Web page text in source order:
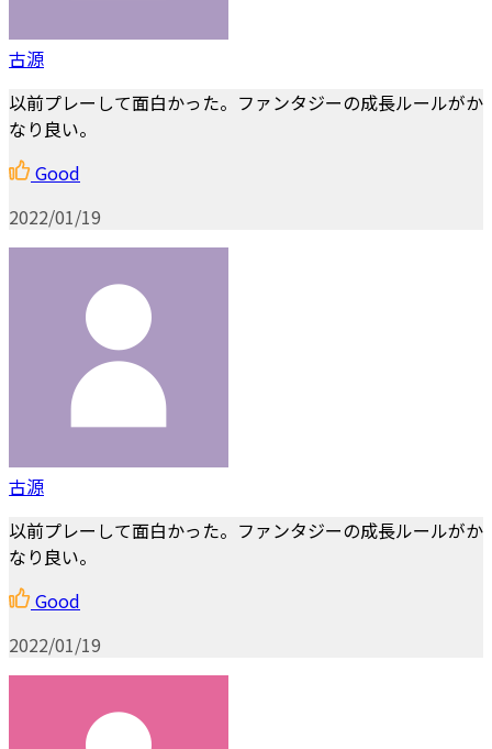
古源
以前プレーして面白かった。ファンタジーの成長ルールがか
なり良い。
Good
2022/01/19
古源
以前プレーして面白かった。ファンタジーの成長ルールがか
なり良い。
Good
2022/01/19